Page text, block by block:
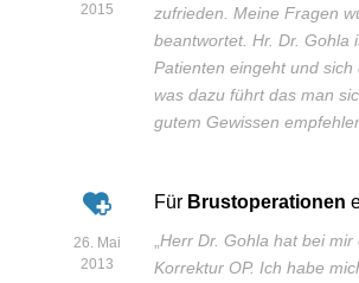
2015
zufrieden. Meine Fragen
beantwortet. Hr. Dr. Gohla
Patienten eingeht und
was dazu führt das man
gutem Gewissen
26. Mai
2013
Für Brustoperationen
Herr Dr. Gohla hat bei
Korrektur OP. Ich habe